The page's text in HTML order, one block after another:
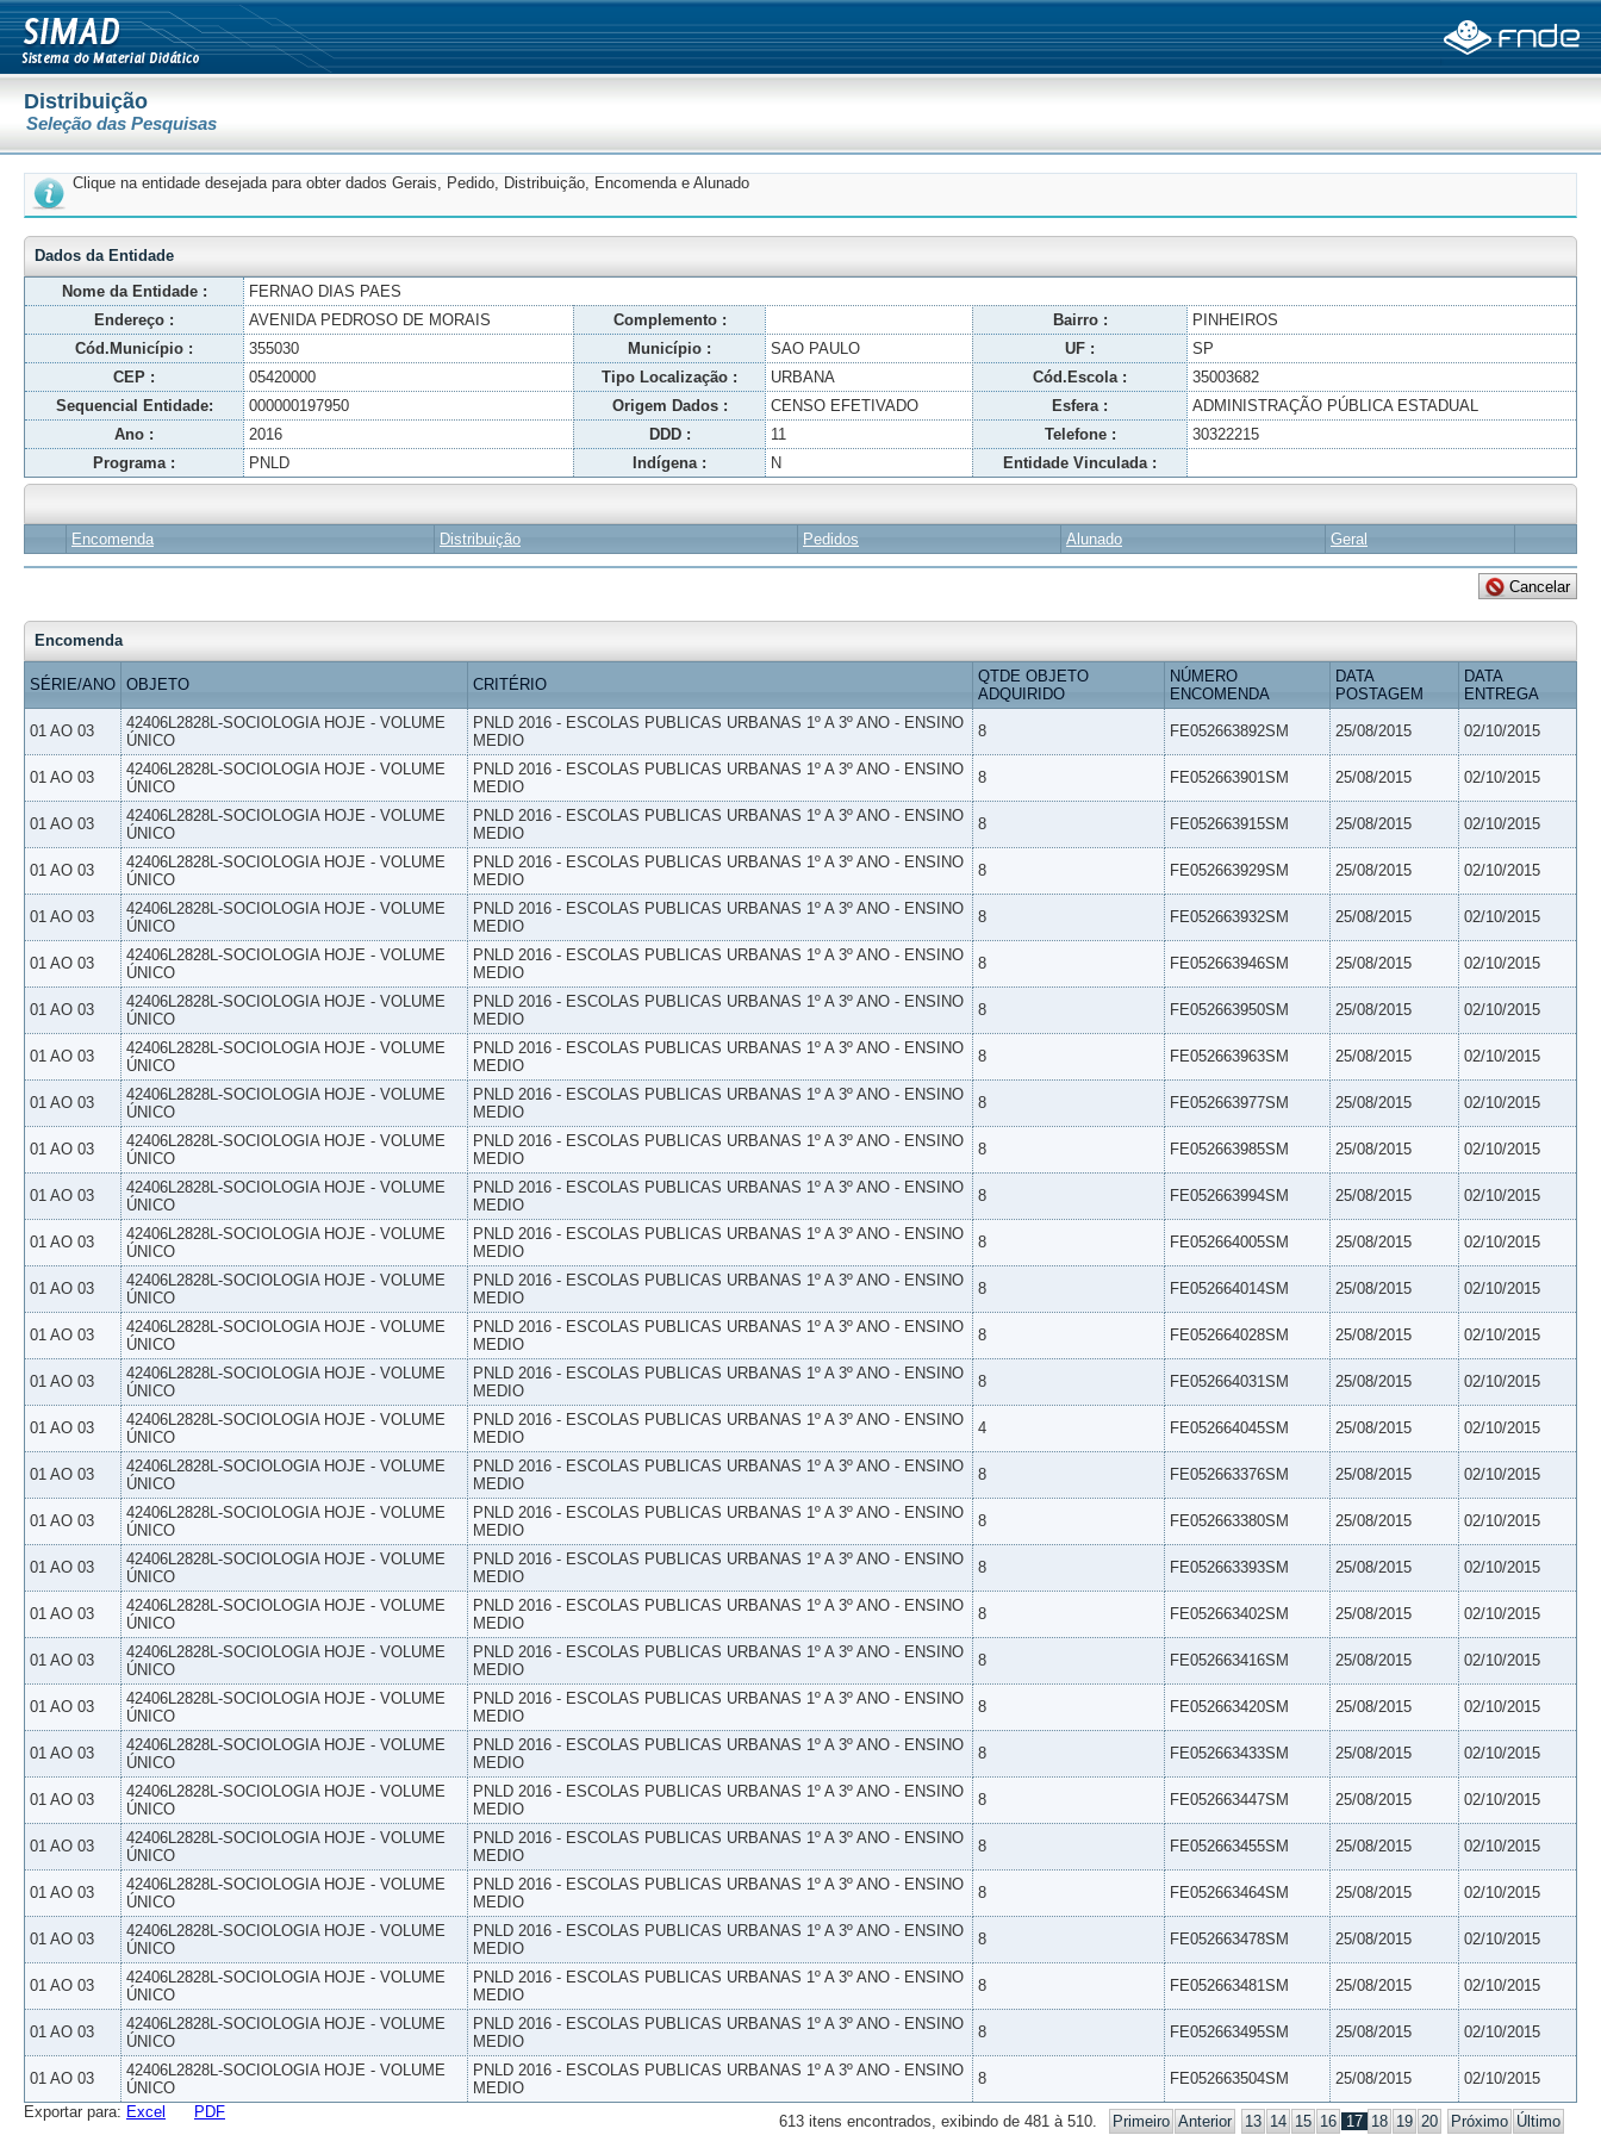
Distribuição
Seleção das Pesquisas
Clique na entidade desejada para obter dados Gerais, Pedido, Distribuição, Encomenda e Alunado
Dados da Entidade
Nome da Entidade :
FERNAO DIAS PAES
Endereço :
AVENIDA PEDROSO DE MORAIS Complemento : Bairro :
PINHEIROS
Cód.Município :
355030 Município : SAO PAULO UF :
SP
CEP :
05420000 Tipo Localização : URBANA Cód.Escola :
35003682
Sequencial Entidade:
000000197950 Origem Dados : CENSO EFETIVADO Esfera :
ADMINISTRAÇÃO PÚBLICA ESTADUAL
Ano :
2016 DDD : 11 Telefone :
30322215
Programa :
PNLD Indígena : N Entidade Vinculada :
Encomenda Distribuição Pedidos Alunado Geral
Encomenda
SÉRIE/ANO OBJETO CRITÉRIO
QTDE OBJETO
ADQUIRIDO
NÚMERO
ENCOMENDA
DATA
POSTAGEM
DATA
ENTREGA
01 AO 03
42406L2828L-SOCIOLOGIA HOJE - VOLUME
ÚNICO
PNLD 2016 - ESCOLAS PUBLICAS URBANAS 1º A 3º ANO - ENSINO
MEDIO
8 FE052663892SM 25/08/2015 02/10/2015
01 AO 03
42406L2828L-SOCIOLOGIA HOJE - VOLUME
ÚNICO
PNLD 2016 - ESCOLAS PUBLICAS URBANAS 1º A 3º ANO - ENSINO
MEDIO
8 FE052663901SM 25/08/2015 02/10/2015
01 AO 03
42406L2828L-SOCIOLOGIA HOJE - VOLUME
ÚNICO
PNLD 2016 - ESCOLAS PUBLICAS URBANAS 1º A 3º ANO - ENSINO
MEDIO
8 FE052663915SM 25/08/2015 02/10/2015
01 AO 03
42406L2828L-SOCIOLOGIA HOJE - VOLUME
ÚNICO
PNLD 2016 - ESCOLAS PUBLICAS URBANAS 1º A 3º ANO - ENSINO
MEDIO
8 FE052663929SM 25/08/2015 02/10/2015
01 AO 03
42406L2828L-SOCIOLOGIA HOJE - VOLUME
ÚNICO
PNLD 2016 - ESCOLAS PUBLICAS URBANAS 1º A 3º ANO - ENSINO
MEDIO
8 FE052663932SM 25/08/2015 02/10/2015
01 AO 03
42406L2828L-SOCIOLOGIA HOJE - VOLUME
ÚNICO
PNLD 2016 - ESCOLAS PUBLICAS URBANAS 1º A 3º ANO - ENSINO
MEDIO
8 FE052663946SM 25/08/2015 02/10/2015
01 AO 03
42406L2828L-SOCIOLOGIA HOJE - VOLUME
ÚNICO
PNLD 2016 - ESCOLAS PUBLICAS URBANAS 1º A 3º ANO - ENSINO
MEDIO
8 FE052663950SM 25/08/2015 02/10/2015
01 AO 03
42406L2828L-SOCIOLOGIA HOJE - VOLUME
ÚNICO
PNLD 2016 - ESCOLAS PUBLICAS URBANAS 1º A 3º ANO - ENSINO
MEDIO
8 FE052663963SM 25/08/2015 02/10/2015
01 AO 03
42406L2828L-SOCIOLOGIA HOJE - VOLUME
ÚNICO
PNLD 2016 - ESCOLAS PUBLICAS URBANAS 1º A 3º ANO - ENSINO
MEDIO
8 FE052663977SM 25/08/2015 02/10/2015
01 AO 03
42406L2828L-SOCIOLOGIA HOJE - VOLUME
ÚNICO
PNLD 2016 - ESCOLAS PUBLICAS URBANAS 1º A 3º ANO - ENSINO
MEDIO
8 FE052663985SM 25/08/2015 02/10/2015
01 AO 03
42406L2828L-SOCIOLOGIA HOJE - VOLUME
ÚNICO
PNLD 2016 - ESCOLAS PUBLICAS URBANAS 1º A 3º ANO - ENSINO
MEDIO
8 FE052663994SM 25/08/2015 02/10/2015
01 AO 03
42406L2828L-SOCIOLOGIA HOJE - VOLUME
ÚNICO
PNLD 2016 - ESCOLAS PUBLICAS URBANAS 1º A 3º ANO - ENSINO
MEDIO
8 FE052664005SM 25/08/2015 02/10/2015
01 AO 03
42406L2828L-SOCIOLOGIA HOJE - VOLUME
ÚNICO
PNLD 2016 - ESCOLAS PUBLICAS URBANAS 1º A 3º ANO - ENSINO
MEDIO
8 FE052664014SM 25/08/2015 02/10/2015
01 AO 03
42406L2828L-SOCIOLOGIA HOJE - VOLUME
ÚNICO
PNLD 2016 - ESCOLAS PUBLICAS URBANAS 1º A 3º ANO - ENSINO
MEDIO
8 FE052664028SM 25/08/2015 02/10/2015
01 AO 03
42406L2828L-SOCIOLOGIA HOJE - VOLUME
ÚNICO
PNLD 2016 - ESCOLAS PUBLICAS URBANAS 1º A 3º ANO - ENSINO
MEDIO
8 FE052664031SM 25/08/2015 02/10/2015
01 AO 03
42406L2828L-SOCIOLOGIA HOJE - VOLUME
ÚNICO
PNLD 2016 - ESCOLAS PUBLICAS URBANAS 1º A 3º ANO - ENSINO
MEDIO
4 FE052664045SM 25/08/2015 02/10/2015
01 AO 03
42406L2828L-SOCIOLOGIA HOJE - VOLUME
ÚNICO
PNLD 2016 - ESCOLAS PUBLICAS URBANAS 1º A 3º ANO - ENSINO
MEDIO
8 FE052663376SM 25/08/2015 02/10/2015
01 AO 03
42406L2828L-SOCIOLOGIA HOJE - VOLUME
ÚNICO
PNLD 2016 - ESCOLAS PUBLICAS URBANAS 1º A 3º ANO - ENSINO
MEDIO
8 FE052663380SM 25/08/2015 02/10/2015
01 AO 03
42406L2828L-SOCIOLOGIA HOJE - VOLUME
ÚNICO
PNLD 2016 - ESCOLAS PUBLICAS URBANAS 1º A 3º ANO - ENSINO
MEDIO
8 FE052663393SM 25/08/2015 02/10/2015
01 AO 03
42406L2828L-SOCIOLOGIA HOJE - VOLUME
ÚNICO
PNLD 2016 - ESCOLAS PUBLICAS URBANAS 1º A 3º ANO - ENSINO
MEDIO
8 FE052663402SM 25/08/2015 02/10/2015
01 AO 03
42406L2828L-SOCIOLOGIA HOJE - VOLUME
ÚNICO
PNLD 2016 - ESCOLAS PUBLICAS URBANAS 1º A 3º ANO - ENSINO
MEDIO
8 FE052663416SM 25/08/2015 02/10/2015
01 AO 03
42406L2828L-SOCIOLOGIA HOJE - VOLUME
ÚNICO
PNLD 2016 - ESCOLAS PUBLICAS URBANAS 1º A 3º ANO - ENSINO
MEDIO
8 FE052663420SM 25/08/2015 02/10/2015
01 AO 03
42406L2828L-SOCIOLOGIA HOJE - VOLUME
ÚNICO
PNLD 2016 - ESCOLAS PUBLICAS URBANAS 1º A 3º ANO - ENSINO
MEDIO
8 FE052663433SM 25/08/2015 02/10/2015
01 AO 03
42406L2828L-SOCIOLOGIA HOJE - VOLUME
ÚNICO
PNLD 2016 - ESCOLAS PUBLICAS URBANAS 1º A 3º ANO - ENSINO
MEDIO
8 FE052663447SM 25/08/2015 02/10/2015
01 AO 03
42406L2828L-SOCIOLOGIA HOJE - VOLUME
ÚNICO
PNLD 2016 - ESCOLAS PUBLICAS URBANAS 1º A 3º ANO - ENSINO
MEDIO
8 FE052663455SM 25/08/2015 02/10/2015
01 AO 03
42406L2828L-SOCIOLOGIA HOJE - VOLUME
ÚNICO
PNLD 2016 - ESCOLAS PUBLICAS URBANAS 1º A 3º ANO - ENSINO
MEDIO
8 FE052663464SM 25/08/2015 02/10/2015
01 AO 03
42406L2828L-SOCIOLOGIA HOJE - VOLUME
ÚNICO
PNLD 2016 - ESCOLAS PUBLICAS URBANAS 1º A 3º ANO - ENSINO
MEDIO
8 FE052663478SM 25/08/2015 02/10/2015
01 AO 03
42406L2828L-SOCIOLOGIA HOJE - VOLUME
ÚNICO
PNLD 2016 - ESCOLAS PUBLICAS URBANAS 1º A 3º ANO - ENSINO
MEDIO
8 FE052663481SM 25/08/2015 02/10/2015
01 AO 03
42406L2828L-SOCIOLOGIA HOJE - VOLUME
ÚNICO
PNLD 2016 - ESCOLAS PUBLICAS URBANAS 1º A 3º ANO - ENSINO
MEDIO
8 FE052663495SM 25/08/2015 02/10/2015
01 AO 03
42406L2828L-SOCIOLOGIA HOJE - VOLUME
ÚNICO
PNLD 2016 - ESCOLAS PUBLICAS URBANAS 1º A 3º ANO - ENSINO
MEDIO
8 FE052663504SM 25/08/2015 02/10/2015
613 itens encontrados, exibindo de 481 à 510. Primeiro Anterior 13 14 15 16 17 18 19 20 Próximo Último
Exportar para: Excel PDF